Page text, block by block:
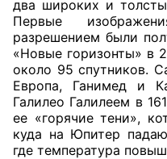
два широких и
Первые
разрешением были
«Новые горизонты» в
около 95 спутников.
Европа, Ганимед и
Галилео Галилеем в
ее «горячие тени»,
куда на Юпитер
где температура